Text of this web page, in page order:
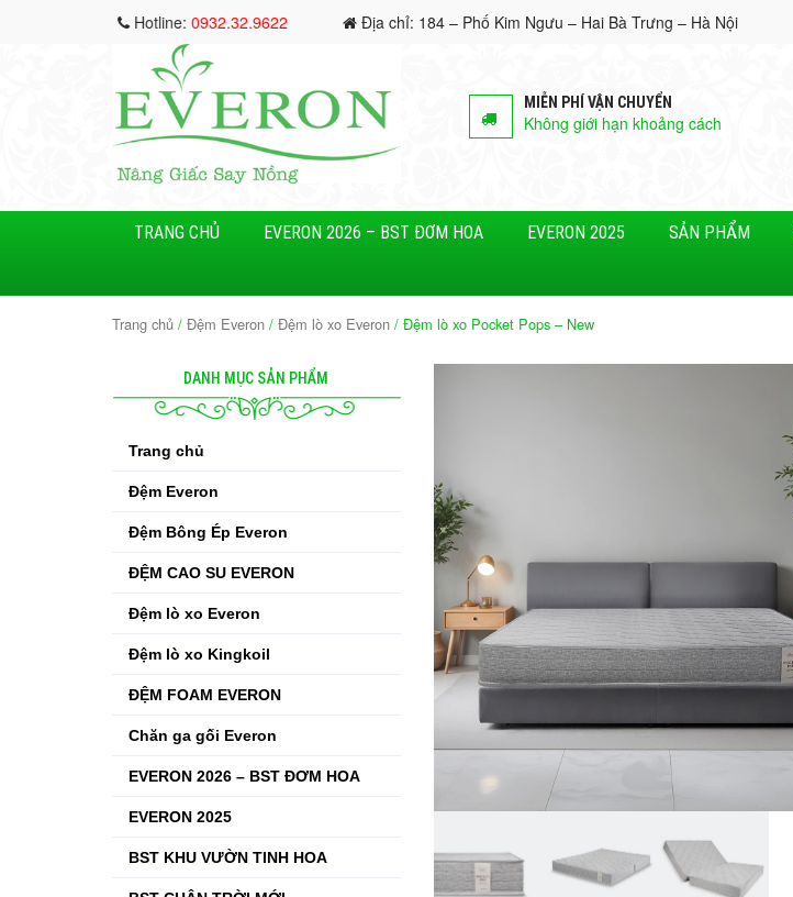
Hotline: 0932.32.9622 Địa chỉ: 184 – Phố Kim Ngưu – Hai Bà Trưng – Hà Nội
MIỄN PHÍ VẬN CHUYỂN
Không giới hạn khoảng cách
TRANG CHỦ EVERON 2026 – BST ĐƠM HOA EVERON 2025 SẢN PHẨM
Trang chủ / Đệm Everon / Đệm lò xo Everon / Đệm lò xo Pocket Pops – New
DANH MỤC SẢN PHẨM
Trang chủ
Đệm Everon
Đệm Bông Ép Everon
ĐỆM CAO SU EVERON
Đệm lò xo Everon
Đệm lò xo Kingkoil
ĐỆM FOAM EVERON
Chăn ga gối Everon
EVERON 2026 – BST ĐƠM HOA
EVERON 2025
BST KHU VƯỜN TINH HOA